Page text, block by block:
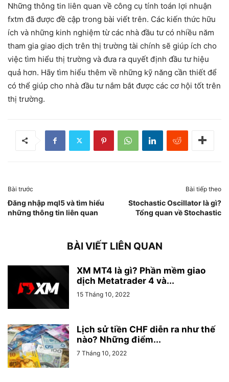
Những thông tin liên quan về công cụ tính toán lợi nhuận
fxtm đã được đề cập trong bài viết trên. Các kiến thức hữu
ích và những kinh nghiệm từ các nhà đầu tư có nhiều năm
tham gia giao dịch trên thị trường tài chính sẽ giúp ích cho
việc tìm hiểu thị trường và đưa ra quyết định đầu tư hiệu
quả hơn. Hãy tìm hiểu thêm về những kỹ năng cần thiết để
có thể giúp cho nhà đầu tư nắm bắt được các cơ hội tốt trên
thị trường.
Bài trước
Đăng nhập mql5 và tìm hiểu
những thông tin liên quan
Bài tiếp theo
Stochastic Oscillator là gì?
Tổng quan về Stochastic
BÀI VIẾT LIÊN QUAN
XM MT4 là gì? Phần mềm giao
dịch Metatrader 4 và...
15 Tháng 10, 2022
Lịch sử tiền CHF diễn ra như thế
nào? Những điểm...
7 Tháng 10, 2022